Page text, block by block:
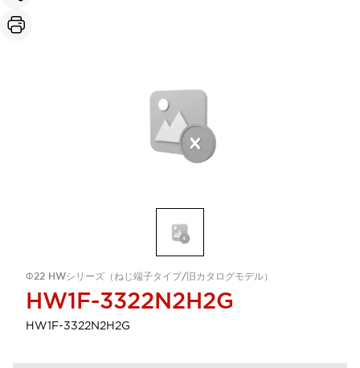
Φ22 HWシリーズ（ねじ端子タイプ/旧カタログモデル）
HW1F-3322N2H2G
HW1F-3322N2H2G